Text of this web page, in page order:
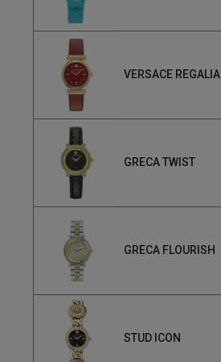
VERSACE REGALIA
GRECA TWIST
GRECA FLOURISH
STUD ICON